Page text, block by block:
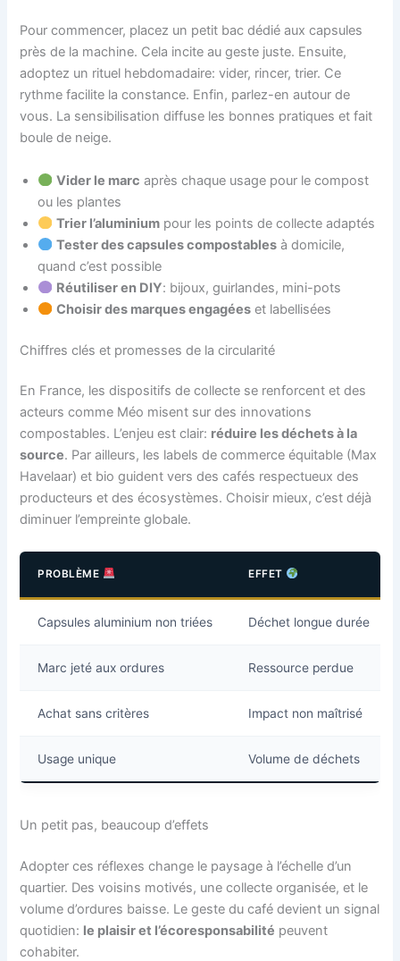
Pour commencer, placez un petit bac dédié aux capsules
près de la machine. Cela incite au geste juste. Ensuite,
adoptez un rituel hebdomadaire: vider, rincer, trier. Ce
rythme facilite la constance. Enfin, parlez-en autour de
vous. La sensibilisation diffuse les bonnes pratiques et fait
boule de neige.
Vider le marc après chaque usage pour le compost
ou les plantes
Trier l’aluminium pour les points de collecte adaptés
Tester des capsules compostables à domicile,
quand c’est possible
Réutiliser en DIY: bijoux, guirlandes, mini-pots
Choisir des marques engagées et labellisées
Chiffres clés et promesses de la circularité
En France, les dispositifs de collecte se renforcent et des
acteurs comme Méo misent sur des innovations
compostables. L’enjeu est clair: réduire les déchets à la
source. Par ailleurs, les labels de commerce équitable (Max
Havelaar) et bio guident vers des cafés respectueux des
producteurs et des écosystèmes. Choisir mieux, c’est déjà
diminuer l’empreinte globale.
PROBLÈME EFFET
Capsules aluminium non triées Déchet longue durée
Marc jeté aux ordures Ressource perdue
Achat sans critères Impact non maîtrisé
Usage unique Volume de déchets
Un petit pas, beaucoup d’effets
Adopter ces réflexes change le paysage à l’échelle d’un
quartier. Des voisins motivés, une collecte organisée, et le
volume d’ordures baisse. Le geste du café devient un signal
quotidien: le plaisir et l’écoresponsabilité peuvent
cohabiter.